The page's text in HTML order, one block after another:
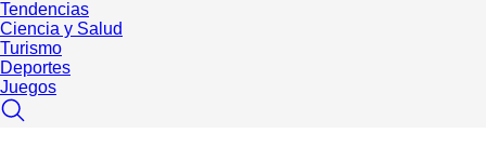
Tendencias
Ciencia y Salud
Turismo
Deportes
Juegos